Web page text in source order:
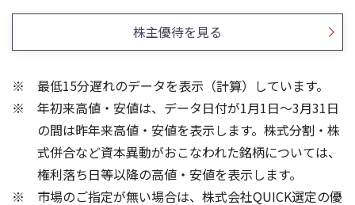
1,800
2,000
1,500
2,000
3,000
2
株主優待を見る
最低15分遅れのデータを表示（計算）しています。
年初来高値・安値は、データ日付が1月1日～3月31日
の間は昨年来高値・安値を表示します。株式分割・株
式併合など資本異動がおこなわれた銘柄については、
権利落ち日等以降の高値・安値を表示します。
市場のご指定が無い場合は、株式会社QUICK選定の優